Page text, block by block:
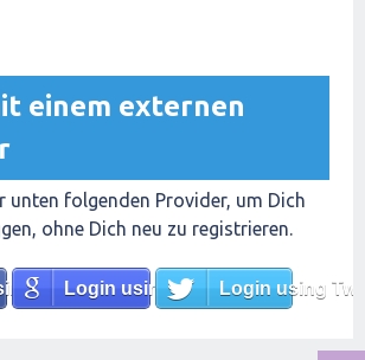
einem externen
unten folgenden Provider, um Dich
ohne Dich neu zu registrieren.
Facebook
Login using GoogleLogin using